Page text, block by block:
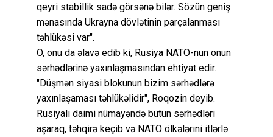
qeyri stabillik sadə görsənə bilər. Sözün geniş
mənasında Ukrayna dövlətinin parçalanması
təhlükəsi var".
O, onu da əlavə edib ki, Rusiya NATO-nun onun
sərhədlərinə yaxınlaşmasından ehtiyat edir.
"Düşmən siyasi blokunun bizim sərhədlərə
yaxınlaşaması təhlükəlidir", Roqozin deyib.
Rusiyalı daimi nümayəndə bütün sərhədləri
aşaraq, təhqirə keçib və NATO ölkələrini itlərlə